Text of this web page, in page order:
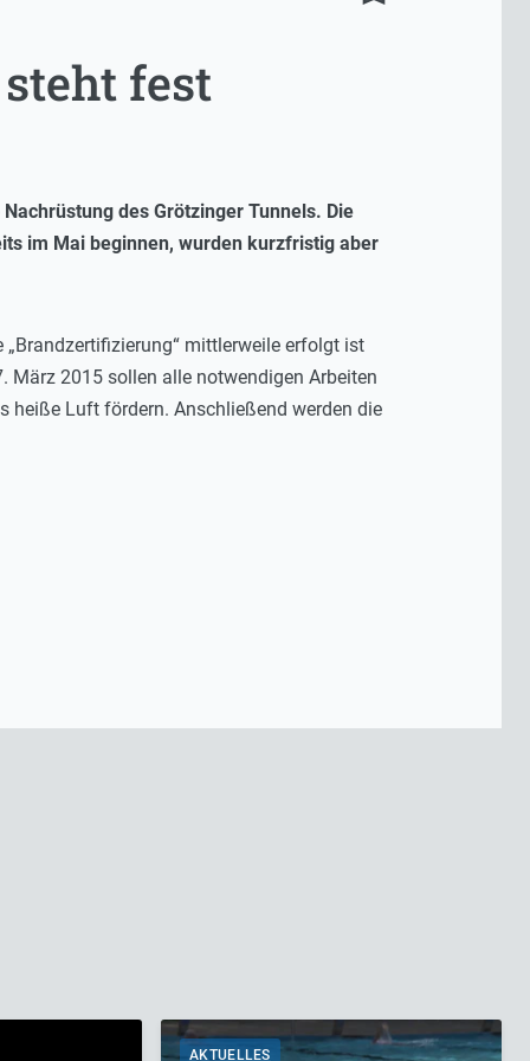
fest
des Grötzinger Tunnels. Die
im Mai beginnen, wurden kurzfristig aber
mittlerweile erfolgt ist
März 2015 sollen alle notwendigen Arbeiten
heiße Luft fördern. Anschließend werden die
AKTUELLES